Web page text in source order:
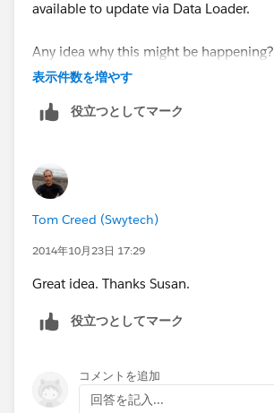
available to update via Data Loader.
Any idea why this might be happening?
表示件数を増やす
役立つとしてマーク
Tom Creed (Swytech)
2014年10月23日 17:29
Great idea. Thanks Susan.
役立つとしてマーク
コメントを追加
回答を記入...